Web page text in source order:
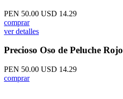
PEN 50.00 USD 14.29
comprar
ver detalles
Precioso Oso de Peluche Rojo
PEN 50.00 USD 14.29
comprar